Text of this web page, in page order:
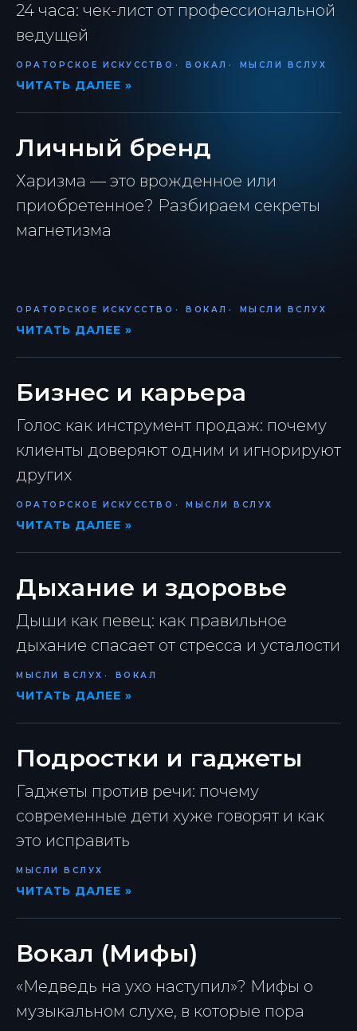
24 часа: чек-лист от профессиональной
ведущей
ОРАТОРСКОЕ ИСКУССТВО ВОКАЛ МЫСЛИ ВСЛУХ
ЧИТАТЬ ДАЛЕЕ »
Личный бренд
Харизма — это врожденное или
приобретенное? Разбираем секреты
магнетизма
ОРАТОРСКОЕ ИСКУССТВО ВОКАЛ МЫСЛИ ВСЛУХ
ЧИТАТЬ ДАЛЕЕ »
Бизнес и карьера
Голос как инструмент продаж: почему
клиенты доверяют одним и игнорируют
других
ОРАТОРСКОЕ ИСКУССТВО МЫСЛИ ВСЛУХ
ЧИТАТЬ ДАЛЕЕ »
Дыхание и здоровье
Дыши как певец: как правильное
дыхание спасает от стресса и усталости
МЫСЛИ ВСЛУХ ВОКАЛ
ЧИТАТЬ ДАЛЕЕ »
Подростки и гаджеты
Гаджеты против речи: почему
современные дети хуже говорят и как
это исправить
МЫСЛИ ВСЛУХ
ЧИТАТЬ ДАЛЕЕ »
Вокал (Мифы)
«Медведь на ухо наступил»? Мифы о
музыкальном слухе, в которые пора